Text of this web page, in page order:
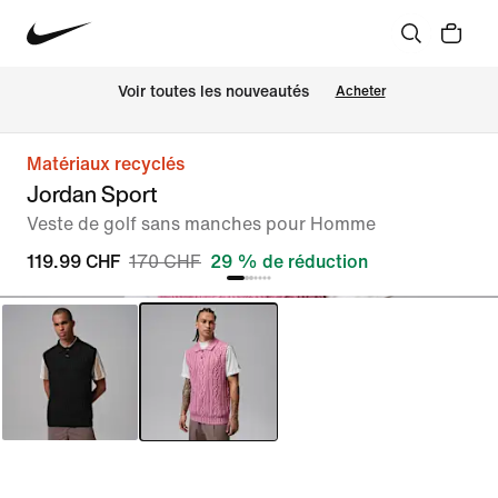
Voir toutes les nouveautés Acheter
Matériaux recyclés
Jordan Sport
Veste de golf sans manches pour Homme
119.99 CHF 170 CHF 29 % de réduction